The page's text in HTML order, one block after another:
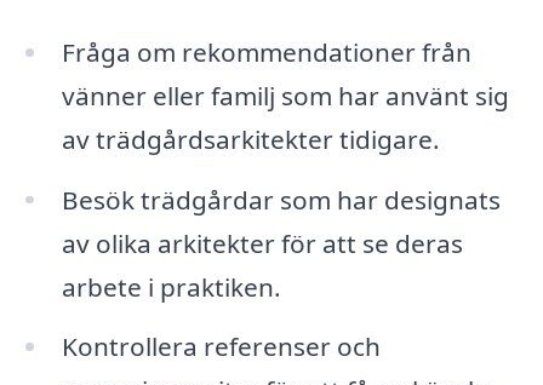
Fråga om rekommendationer från
vänner eller familj som har använt sig
av trädgårdsarkitekter tidigare.
Besök trädgårdar som har designats
av olika arkitekter för att se deras
arbete i praktiken.
Kontrollera referenser och